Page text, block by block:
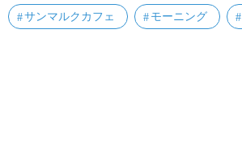
サンマルクカフェ モーニング